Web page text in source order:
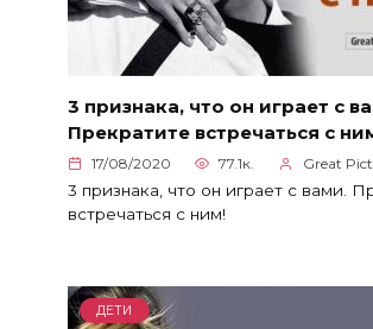
3 признака, что он играет с
Прекратите встречаться с
17/08/2020 77.1к. Great
3 признака, что он играет с вами.
встречаться с ним!
ДЕТИ